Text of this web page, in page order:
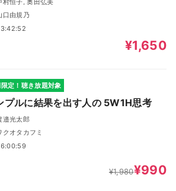
村恒子, 奥田弘美
口由規乃
¥1,650
定！聴き放題対象
プルに結果を出す人の 5W1H思考
邉光太郎
クオタカフミ
¥1,980¥990